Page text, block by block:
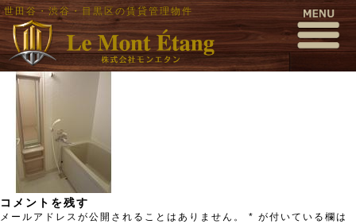
世田谷・渋谷・目黒区の賃貸管理物件
506533822_160x160_#ffffff
公開日時: 2015年12月17日160 × 160
(506533822_160x160_#ffffff)
← 前へ 次へ →
コメントを残す
メールアドレスが公開されることはありません。 * が付いている欄は